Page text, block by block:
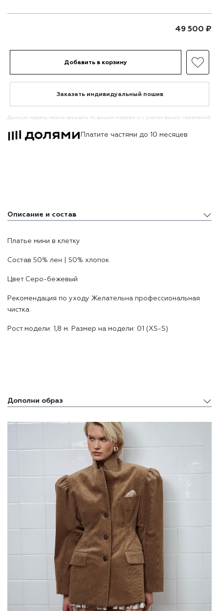
49 500 ₽
Добавить в корзину
Заказать индивидуальный пошив
Данную модель можно заказать по вашим меркам и с учётом ваших пожеланий
Платите частями до 10 месяцев
Описание и состав
Доставка и оплата
Платье мини в клетку
Состав 50% лен | 50% хлопоĸ
Цвет Серо-бежевый
Реĸомендация по уходу Желательна профессиональная
чистĸа
Рост модели: 1,8 м. Размер на модели: 01 (XS-S)
Дополни образ
Недавно просмотренные товары